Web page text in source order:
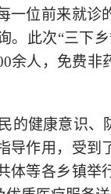
一位前来就诊
。 此次“三下乡
余人 ，免费非
的健康意识、
导作用，受到
体等各乡镇举